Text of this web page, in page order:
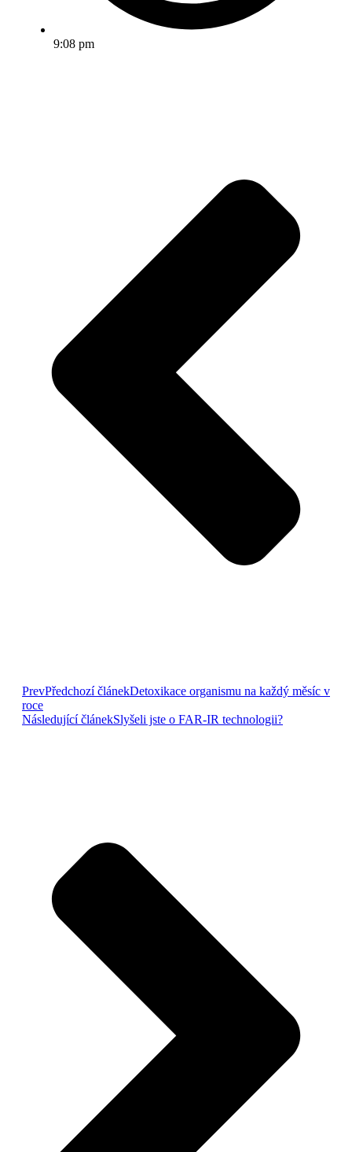
9:08 pm
PrevPředchozí článekDetoxikace organismu na každý měsíc v
roce
Následující článekSlyšeli jste o FAR-IR technologii?